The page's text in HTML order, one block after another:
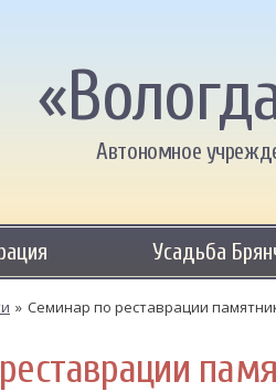
Автономное
Усадьба
» Семинар по реставрации